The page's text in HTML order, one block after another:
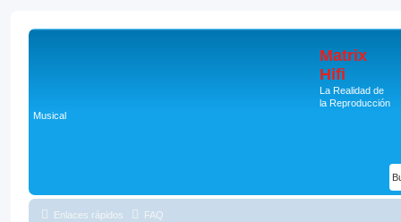
Matrix
Hifi
La Realidad de
la Reproducción
Musical
Enlaces rápidos FAQ